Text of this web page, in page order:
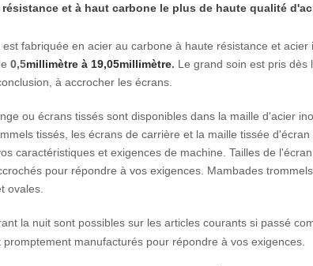
et à haut carbone le plus de haute qualité
fabriquée en acier au carbone à haute résistance et acier
0,5millimètre à 19,05millimètre. Le grand soin est pris dès
à accrocher les écrans.
ou écrans tissés sont disponibles dans la maille d'acier
tissés, les écrans de carrière et la maille tissée d'écran
caractéristiques et exigences de machine. Tailles de
pour répondre à vos exigences. Mambades
ovales.
la nuit sont possibles sur les articles courants si passé
manufacturés pour répondre à vos exigences.